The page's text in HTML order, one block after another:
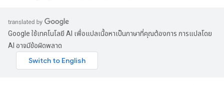
Google ใช้เทคโนโลยี AI เพื่อแปลเนื้อหาเป็นภาษาที่คุณต้องการ การแปลโดย
AI อาจมีข้อผิดพลาด